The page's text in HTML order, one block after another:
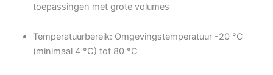
toepassingen met grote volumes
Temperatuurbereik: Omgevingstemperatuur -20 °C
(minimaal 4 °C) tot 80 °C